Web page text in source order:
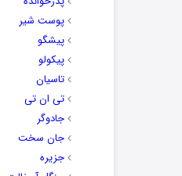
پوست شیر
پیشگو
پیکولو
تاسیان
تی ان تی
جادوگر
جان سخت
جزیره